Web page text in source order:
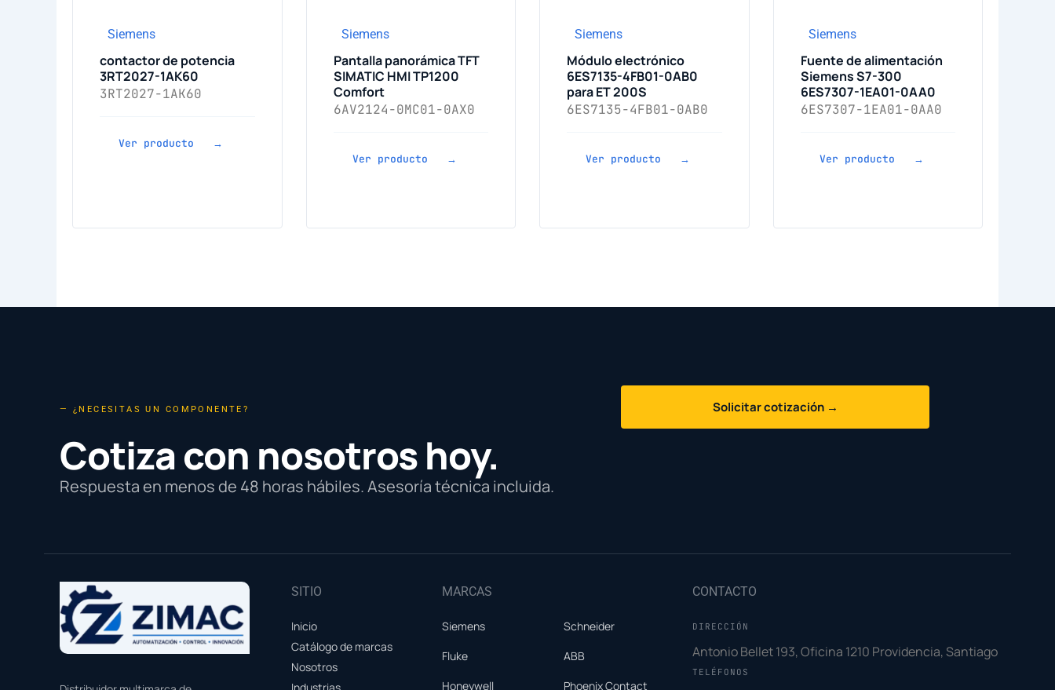
Siemens
contactor de potencia
3RT2027-1AK60
3RT2027-1AK60
Ver producto →
Siemens
Pantalla panorámica TFT
SIMATIC HMI TP1200
Comfort
6AV2124-0MC01-0AX0
Ver producto →
Siemens
Módulo electrónico
6ES7135-4FB01-0AB0
para ET 200S
6ES7135-4FB01-0AB0
Ver producto →
Siemens
Fuente de alimentación
Siemens S7-300
6ES7307-1EA01-0AA0
6ES7307-1EA01-0AA0
Ver producto →
— ¿NECESITAS UN COMPONENTE?
Cotiza con nosotros hoy.
Respuesta en menos de 48 horas hábiles. Asesoría técnica incluida.
Solicitar cotización →
SITIO
Inicio
Catálogo de marcas
Nosotros
MARCAS
Siemens
Schneider
Fluke
ABB
Honeywell
Phoenix Contact
CONTACTO
DIRECCIÓN
Antonio Bellet 193, Oficina 1210 Providencia, Santiago
TELÉFONOS